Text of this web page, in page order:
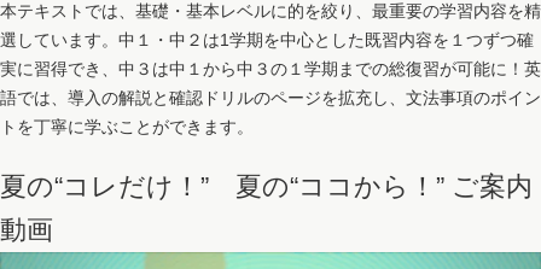
本テキストでは、基礎・基本レベルに的を絞り、最重要の学習内容を精
選しています。中１・中２は1学期を中心とした既習内容を１つずつ確
実に習得でき、中３は中１から中３の１学期までの総復習が可能に！英
語では、導入の解説と確認ドリルのページを拡充し、文法事項のポイン
トを丁寧に学ぶことができます。
夏の“コレだけ！” 夏の“ココから！” ご案内
動画